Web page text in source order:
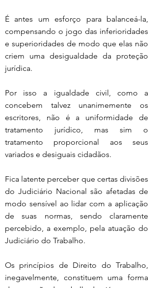
É antes um esforço para balanceá-la,
compensando o jogo das inferioridades
e superioridades de modo que elas não
criem uma desigualdade da proteção
jurídica.
Por isso a igualdade civil, como a
concebem talvez unanimemente os
escritores, não é a uniformidade de
tratamento jurídico, mas sim o
tratamento proporcional aos seus
variados e desiguais cidadãos.
Fica latente perceber que certas divisões
do Judiciário Nacional são afetadas de
modo sensível ao lidar com a aplicação
de suas normas, sendo claramente
percebido, a exemplo, pela atuação do
Judiciário do Trabalho.
Os princípios de Direito do Trabalho,
inegavelmente, constituem uma forma